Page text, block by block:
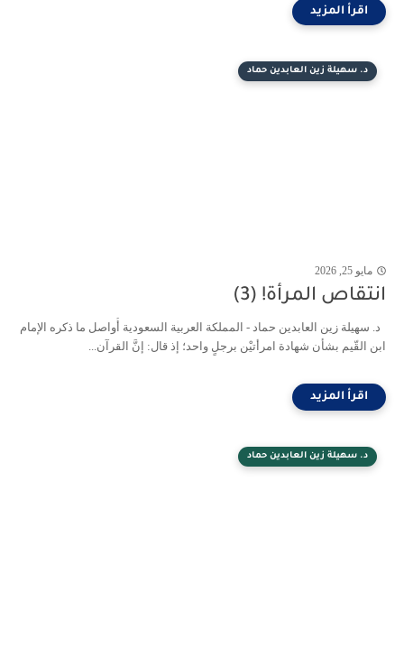
د. سهيلة زين العابدين حماد
مايو 25, 2026
انتقاص المرأة! (3)
د. سهيلة زين العابدين حماد - المملكة العربية السعودية أُواصل ما ذكره الإمام
ابن القّيم بشأن شهادة امرأتيْن برجلٍ واحد؛ إذ قال: إنَّ القرآن...
د. سهيلة زين العابدين حماد